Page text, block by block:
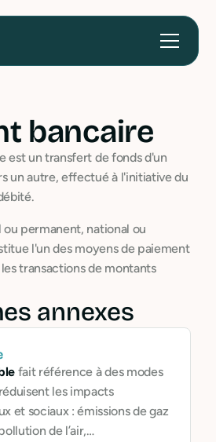
bancaire
est un transfert de fonds d'un
un autre, effectué à l'initiative du
permanent, national ou
l'un des moyens de paiement
transactions de montants
annexes
fait référence à des modes
les impacts
et sociaux : émissions de gaz
de l’air,